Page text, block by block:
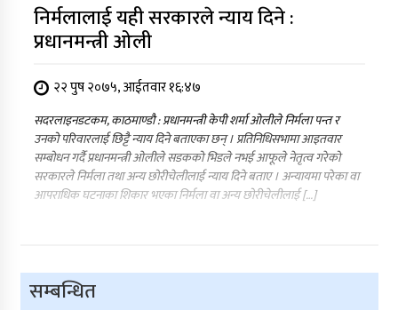
निर्मलालाई यही सरकारले न्याय दिने :
प्रधानमन्त्री ओली
२२ पुष २०७५, आईतवार १६:४७
सदरलाइनडटकम, काठमाण्डौ : प्रधानमन्त्री केपी शर्मा ओलीले निर्मला पन्त र
उनको परिवारलाई छिट्टै न्याय दिने बताएका छन् । प्रतिनिधिसभामा आइतवार
सम्बोधन गर्दै प्रधानमन्त्री ओलीले सडकको भिडले नभई आफूले नेतृत्व गरेको
सरकारले निर्मला तथा अन्य छोरीचेलीलाई न्याय दिने बताए । अन्यायमा परेका वा
आपराधिक घटनाका शिकार भएका निर्मला वा अन्य छोरीचेलीलाई […]
सम्बन्धित